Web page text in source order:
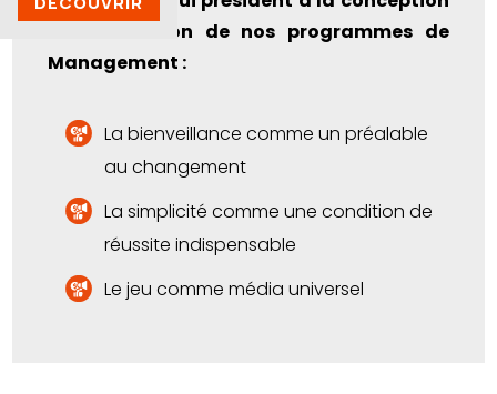
et l’animation de nos programmes de
Management :
La bienveillance comme un préalable
au changement
La simplicité comme une condition de
réussite indispensable
Le jeu comme média universel